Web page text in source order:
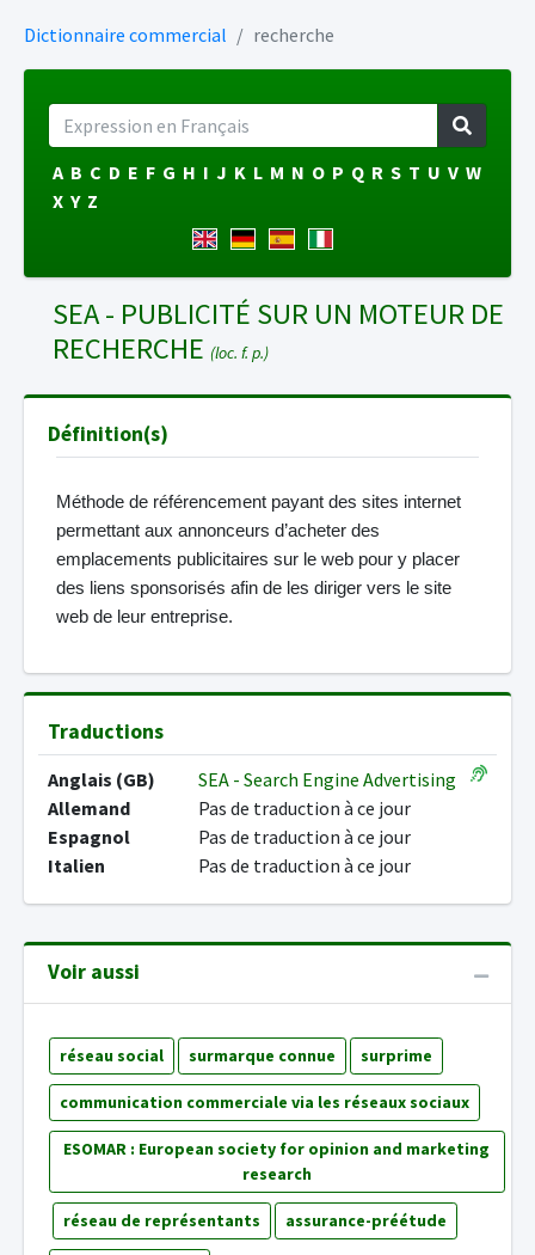
Dictionnaire commercial recherche
A B C D E F G H I J K L M N O P Q R S T U V W
X Y Z
SEA - PUBLICITÉ SUR UN MOTEUR DE
RECHERCHE (loc. f. p.)
Définition(s)
Méthode de référencement payant des sites internet
permettant aux annonceurs d’acheter des
emplacements publicitaires sur le web pour y placer
des liens sponsorisés afin de les diriger vers le site
web de leur entreprise.
Traductions
Anglais (GB)
SEA - Search Engine Advertising
Allemand
Pas de traduction à ce jour
Espagnol
Pas de traduction à ce jour
Italien
Pas de traduction à ce jour
Voir aussi
réseau social surmarque connue surprime
communication commerciale via les réseaux sociaux
ESOMAR : European society for opinion and marketing
research
réseau de représentants assurance-préétude